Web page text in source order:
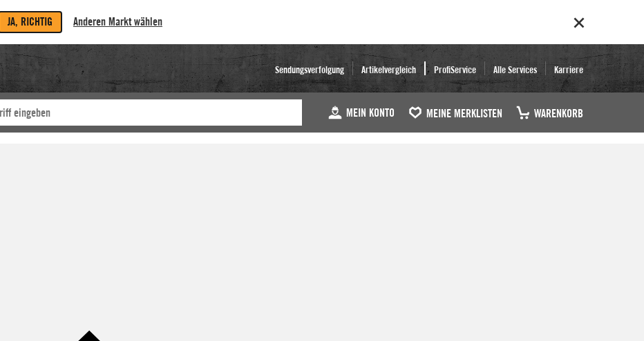
JA, RICHTIG Anderen Markt wählen
Sendungsverfolgung Artikelvergleich ProfiService Alle Services Karriere
MEIN KONTO MEINE MERKLISTEN WARENKORB